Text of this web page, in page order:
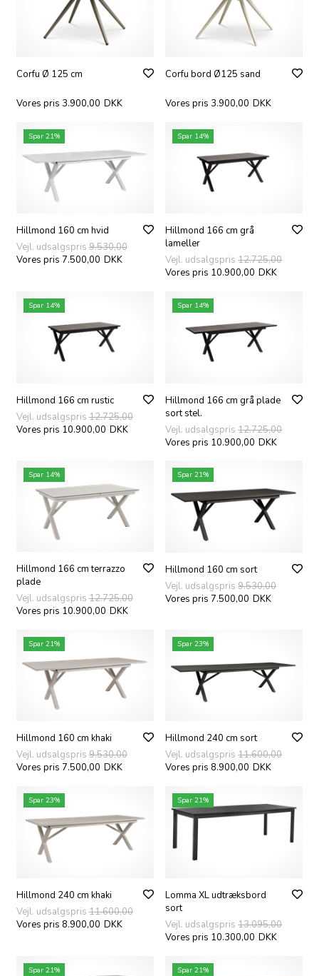
Corfu Ø 125 cm
Vores pris 3.900,00 DKK
Corfu bord Ø125 sand
Vores pris 3.900,00 DKK
Spar 21%
Hillmond 160 cm hvid
Vejl. udsalgspris 9.530,00
Vores pris 7.500,00 DKK
Spar 14%
Hillmond 166 cm grå
lameller
Vejl. udsalgspris12.725,00
Vores pris 10.900,00 DKK
Spar 14%
Hillmond 166 cm rustic
Vejl. udsalgspris 12.725,00
Vores pris 10.900,00 DKK
Spar 14%
Hillmond 166 cm grå plade
sort stel.
Vejl. udsalgspris12.725,00
Vores pris 10.900,00 DKK
Spar 14%
Hillmond 166 cm terrazzo
plade
Vejl. udsalgspris 12.725,00
Vores pris 10.900,00 DKK
Spar 21%
Hillmond 160 cm sort
Vejl. udsalgspris9.530,00
Vores pris 7.500,00 DKK
Spar 21%
Hillmond 160 cm khaki
Vejl. udsalgspris 9.530,00
Vores pris 7.500,00 DKK
Spar 23%
Hillmond 240 cm sort
Vejl. udsalgspris11.600,00
Vores pris 8.900,00 DKK
Spar 23%
Hillmond 240 cm khaki
Vejl. udsalgspris 11.600,00
Vores pris 8.900,00 DKK
Spar 21%
Lomma XL udtræksbord
sort
Vejl. udsalgspris13.095,00
Vores pris 10.300,00 DKK
Spar 21% Spar 21%